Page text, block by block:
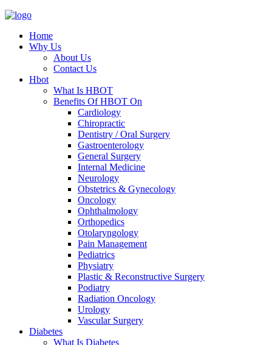
Home
Why Us
About Us
Contact Us
Hbot
What Is HBOT
Benefits Of HBOT On
Cardiology
Chiropractic
Dentistry / Oral Surgery
Gastroenterology
General Surgery
Internal Medicine
Neurology
Obstetrics & Gynecology
Oncology
Ophthalmology
Orthopedics
Otolaryngology
Pain Management
Pediatrics
Physiatry
Plastic & Reconstructive Surgery
Podiatry
Radiation Oncology
Urology
Vascular Surgery
Diabetes
What Is Diabetes